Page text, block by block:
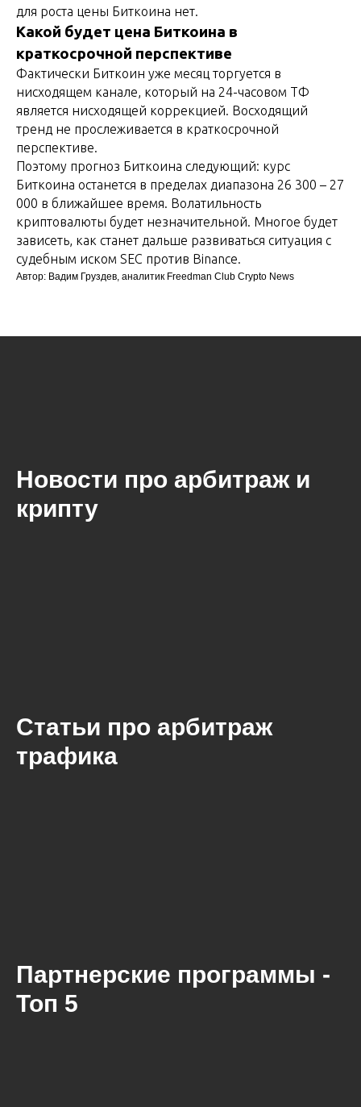
для роста цены Биткоина нет.
Какой будет цена Биткоина в
краткосрочной перспективе
Фактически Биткоин уже месяц торгуется в
нисходящем канале, который на 24-часовом ТФ
является нисходящей коррекцией. Восходящий
тренд не прослеживается в краткосрочной
перспективе.
Поэтому прогноз Биткоина следующий: курс
Биткоина останется в пределах диапазона 26 300 – 27
000 в ближайшее время. Волатильность
криптовалюты будет незначительной. Многое будет
зависеть, как станет дальше развиваться ситуация с
судебным иском SEC против Binance.
Автор: Вадим Груздев, аналитик Freedman Сlub Crypto News
Новости про арбитраж и
крипту
Статьи про арбитраж
трафика
Партнерские программы -
Топ 5